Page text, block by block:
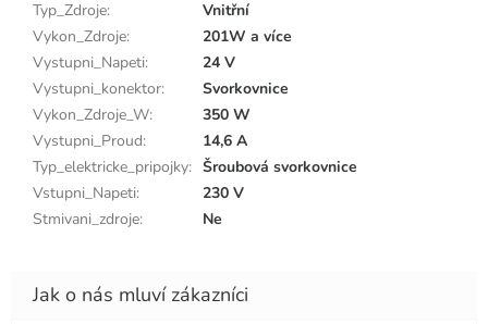
Typ_Zdroje:
Vnitřní
Vykon_Zdroje:
201W a více
Vystupni_Napeti:
24 V
Vystupni_konektor:
Svorkovnice
Vykon_Zdroje_W:
350 W
Vystupni_Proud:
14,6 A
Typ_elektricke_pripojky: Šroubová svorkovnice
Vstupni_Napeti:
230 V
Stmivani_zdroje: Ne